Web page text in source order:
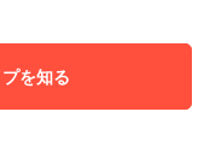
を知る